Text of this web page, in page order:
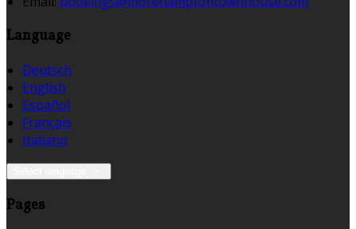
Language
Deutsch
English
Español
Français
Italiano
Pages